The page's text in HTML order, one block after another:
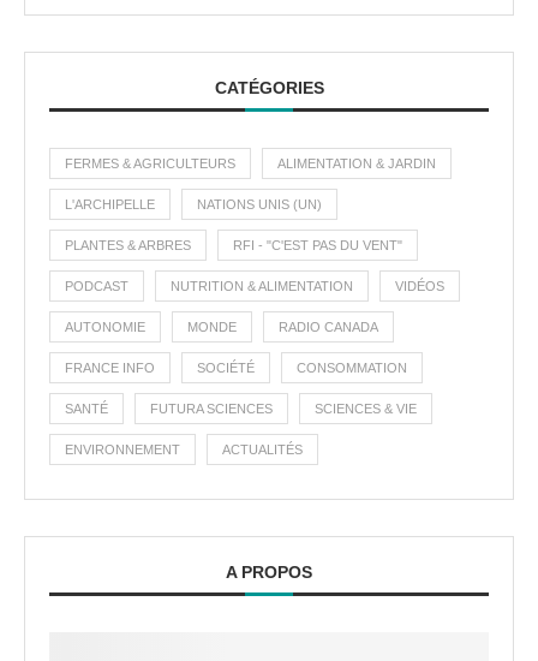
CATÉGORIES
FERMES & AGRICULTEURS ALIMENTATION & JARDIN
L'ARCHIPELLE NATIONS UNIS (UN)
PLANTES & ARBRES RFI - "C'EST PAS DU VENT"
PODCAST NUTRITION & ALIMENTATION VIDÉOS
AUTONOMIE MONDE RADIO CANADA
FRANCE INFO SOCIÉTÉ CONSOMMATION
SANTÉ FUTURA SCIENCES SCIENCES & VIE
ENVIRONNEMENT ACTUALITÉS
A PROPOS